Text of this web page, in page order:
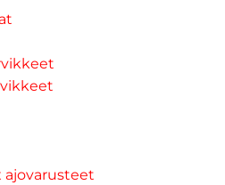
ajovarusteet